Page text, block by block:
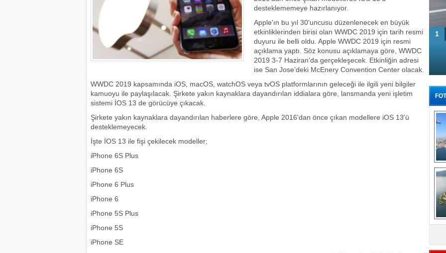
desteklememeye hazırlanıyor.
Apple'ın bu yıl 30'uncusu düzenlenecek en büyük
etkinliklerinden birisi olan WWDC 2019 için tarih resmi
duyuru ile belli oldu. Apple WWDC 2019 için resmi
açıklama yaptı. Söz konusu açıklamaya göre, WWDC
2019 3-7 Haziran'da gerçekleşecek. Etkinliğin adresi
ise San Jose’deki McEnery Convention Center olacak.
WWDC 2019 kapsamında iOS, macOS, watchOS veya tvOS platformlarının geleceği ile ilgili yeni bilgiler
kamuoyu ile paylaşılacak. Şirkete yakın kaynaklara dayandırılan iddialara göre, lansmanda yeni işletim
sistemi İOS 13 de görücüye çıkacak.
Şirkete yakın kaynaklara dayandırılan haberlere göre, Apple 2016'dan önce çıkan modellere iOS 13'ü
desteklemeyecek.
İşte İOS 13 ile fişi çekilecek modeller;
iPhone 6S Plus
iPhone 6S
iPhone 6 Plus
iPhone 6
iPhone 5S Plus
iPhone 5S
iPhone SE
1